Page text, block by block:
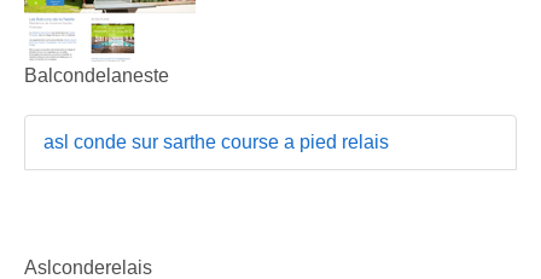
Balcondelaneste
asl conde sur sarthe course a pied relais
Aslconderelais